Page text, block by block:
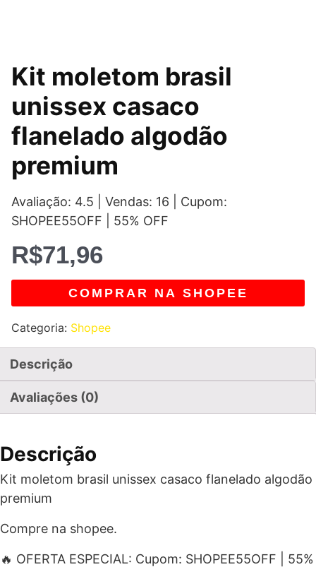
Kit moletom brasil
unissex casaco
flanelado algodão
premium
Avaliação: 4.5 | Vendas: 16 | Cupom:
SHOPEE55OFF | 55% OFF
R$71,96
COMPRAR NA SHOPEE
Categoria: Shopee
Descrição
Avaliações (0)
Descrição
Kit moletom brasil unissex casaco flanelado algodão
premium
Compre na shopee.
🔥 OFERTA ESPECIAL: Cupom: SHOPEE55OFF | 55%